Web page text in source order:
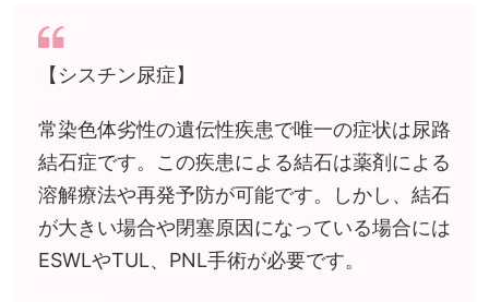
【シスチン尿症】
常染色体劣性の遺伝性疾患で唯一の症状は尿路
結石症です。この疾患による結石は薬剤による
溶解療法や再発予防が可能です。しかし、結石
が大きい場合や閉塞原因になっている場合には
ESWLやTUL、PNL手術が必要です。